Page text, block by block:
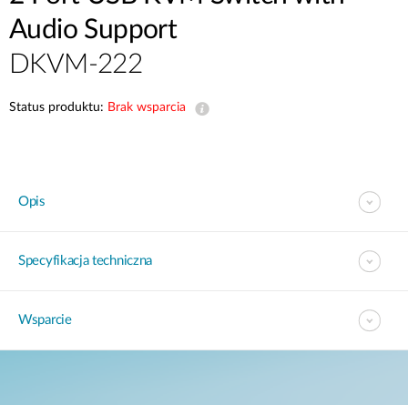
Audio Support
DKVM-222
Status produktu: Brak wsparcia
Opis
Specyfikacja techniczna
Wsparcie